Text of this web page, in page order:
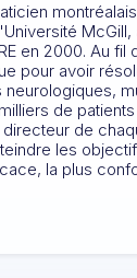
en 2000. Au fil
pour avoir
de
de
les
la plus